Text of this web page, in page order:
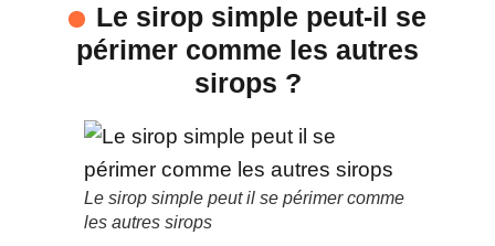
Le sirop simple peut-il se
périmer comme les autres
sirops ?
Le sirop simple peut il se périmer comme
les autres sirops